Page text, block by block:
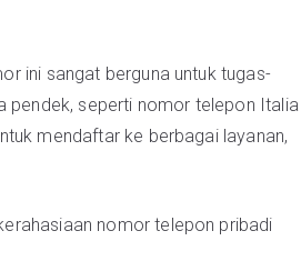
ini sangat berguna untuk tugas-
pendek, seperti nomor telepon Italia
mendaftar ke berbagai layanan,
nomor telepon pribadi